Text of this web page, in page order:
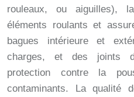
rouleaux, ou aiguilles),
éléments roulants et
bagues intérieure et
charges, et des joints
protection contre la
contaminants. La qualité